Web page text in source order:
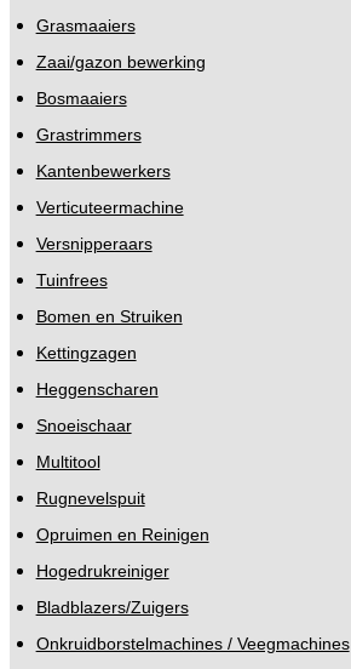
Grasmaaiers
Zaai/gazon bewerking
Bosmaaiers
Grastrimmers
Kantenbewerkers
Verticuteermachine
Versnipperaars
Tuinfrees
Bomen en Struiken
Kettingzagen
Heggenscharen
Snoeischaar
Multitool
Rugnevelspuit
Opruimen en Reinigen
Hogedrukreiniger
Bladblazers/Zuigers
Onkruidborstelmachines / Veegmachines